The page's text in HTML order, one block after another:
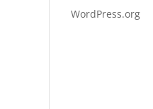
WordPress.org